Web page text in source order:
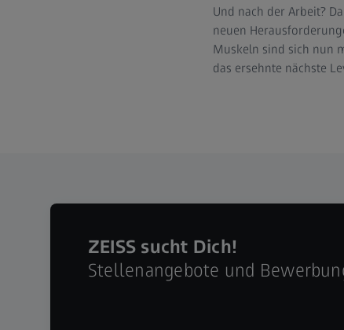
Und nach der Arbeit?
neuen
Muskeln sind sich nun
das ersehnte nächste
ZEISS sucht Dich!
Stellenangebote und